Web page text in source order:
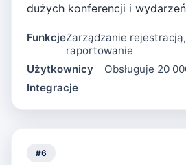
dużych konferencji i
FunkcjeZarządzanie
raportowanie
Użytkownicy
Obsługuje 20
Integracje
#6